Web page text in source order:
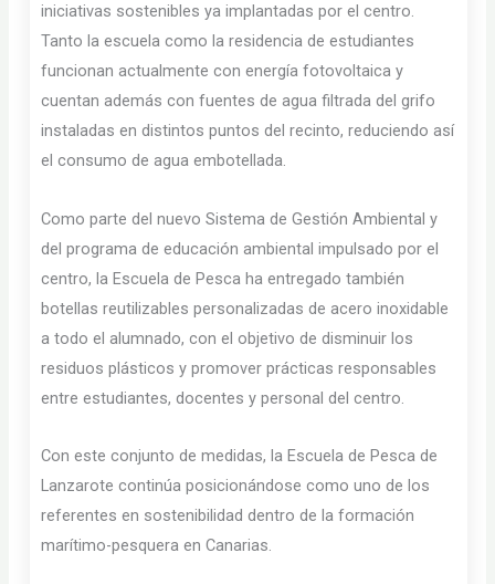
iniciativas sostenibles ya implantadas por el centro.
Tanto la escuela como la residencia de estudiantes
funcionan actualmente con energía fotovoltaica y
cuentan además con fuentes de agua filtrada del grifo
instaladas en distintos puntos del recinto, reduciendo así
el consumo de agua embotellada.
Como parte del nuevo Sistema de Gestión Ambiental y
del programa de educación ambiental impulsado por el
centro, la Escuela de Pesca ha entregado también
botellas reutilizables personalizadas de acero inoxidable
a todo el alumnado, con el objetivo de disminuir los
residuos plásticos y promover prácticas responsables
entre estudiantes, docentes y personal del centro.
Con este conjunto de medidas, la Escuela de Pesca de
Lanzarote continúa posicionándose como uno de los
referentes en sostenibilidad dentro de la formación
marítimo-pesquera en Canarias.